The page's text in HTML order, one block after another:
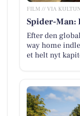
FILM // VIA
Spider-Man:
Efter den
way home
et helt nyt